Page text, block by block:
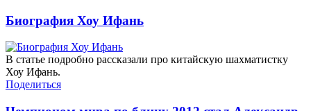
Биография Хоу Ифань
В статье подробно рассказали про китайскую шахматистку
Хоу Ифань.
Поделиться